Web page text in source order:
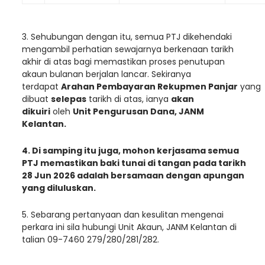
3. Sehubungan dengan itu, semua PTJ dikehendaki
mengambil perhatian sewajarnya berkenaan tarikh
akhir di atas bagi memastikan proses penutupan
akaun bulanan berjalan lancar. Sekiranya
terdapat Arahan Pembayaran Rekupmen Panjar yang
dibuat selepas tarikh di atas, ianya akan
dikuiri oleh Unit Pengurusan Dana, JANM
Kelantan.
4. Di samping itu juga, mohon kerjasama semua
PTJ memastikan baki tunai di tangan pada tarikh
28 Jun 2026 adalah bersamaan dengan apungan
yang diluluskan.
5. Sebarang pertanyaan dan kesulitan mengenai
perkara ini sila hubungi Unit Akaun, JANM Kelantan di
talian 09-7460 279/280/281/282.